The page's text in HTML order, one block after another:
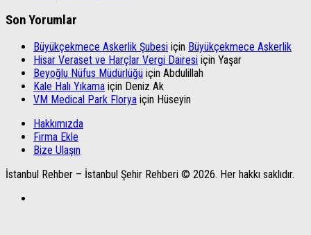
Son Yorumlar
Büyükçekmece Askerlik Şubesi için Büyükçekmece Askerlik
Hisar Veraset ve Harçlar Vergi Dairesi için Yaşar
Beyoğlu Nüfus Müdürlüğü için Abdulillah
Kale Halı Yıkama için Deniz Ak
VM Medical Park Florya için Hüseyin
Hakkımızda
Firma Ekle
Bize Ulaşın
İstanbul Rehber – İstanbul Şehir Rehberi © 2026. Her hakkı saklıdır.